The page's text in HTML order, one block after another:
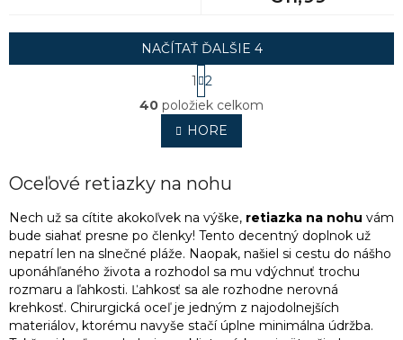
O
v
l
á
a
i
e
p
r
v
k
y
NAČÍTAŤ ĎALŠIE 4
S
t
r
á
n
k
v
a
e
1
2
40 položiek celkom
HORE
Oceľové retiazky na nohu
Nech už sa cítite akokoľvek na výške, retiazka na nohu vám
bude siahať presne po členky! Tento decentný doplnok už
nepatrí len na slnečné pláže. Naopak, našiel si cestu do nášho
uponáhľaného života a rozhodol sa mu vdýchnuť trochu
rozmaru a ľahkosti. Ľahkosť sa ale rozhodne nerovná
krehkosť. Chirurgická oceľ je jedným z najodolnejších
materiálov, ktorému navyše stačí úplne minimálna údržba.